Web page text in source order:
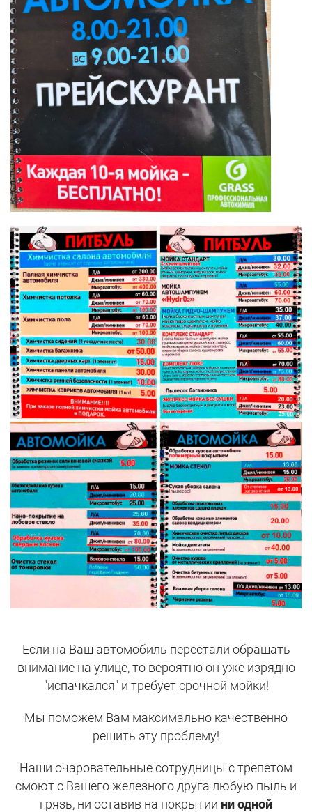
Если на Ваш автомобиль перестали обращать
внимание на улице, то вероятно он уже изрядно
"испачкался" и требует срочной мойки!
Мы поможем Вам максимально качественно
решить эту проблему!
Наши очаровательные сотрудницы с трепетом
смоют с Вашего железного друга любую пыль и
грязь, ни оставив на покрытии ни одной